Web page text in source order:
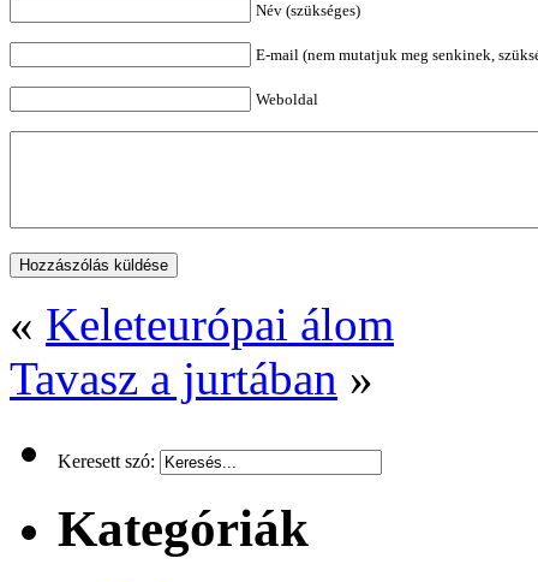
Név (szükséges)
E-mail (nem mutatjuk meg senkinek,
Weboldal
« Keleteurópai álom
Tavasz a jurtában »
Keresett szó:
Kategóriák